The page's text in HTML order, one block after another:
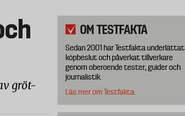
gröt-
OM TESTFAKTA
Sedan 2001 har Testfakta underlättat
köpbeslut och påverkat tillverkare
genom oberoende tester, guider och
journalistik.
Läs mer om Testfakta.